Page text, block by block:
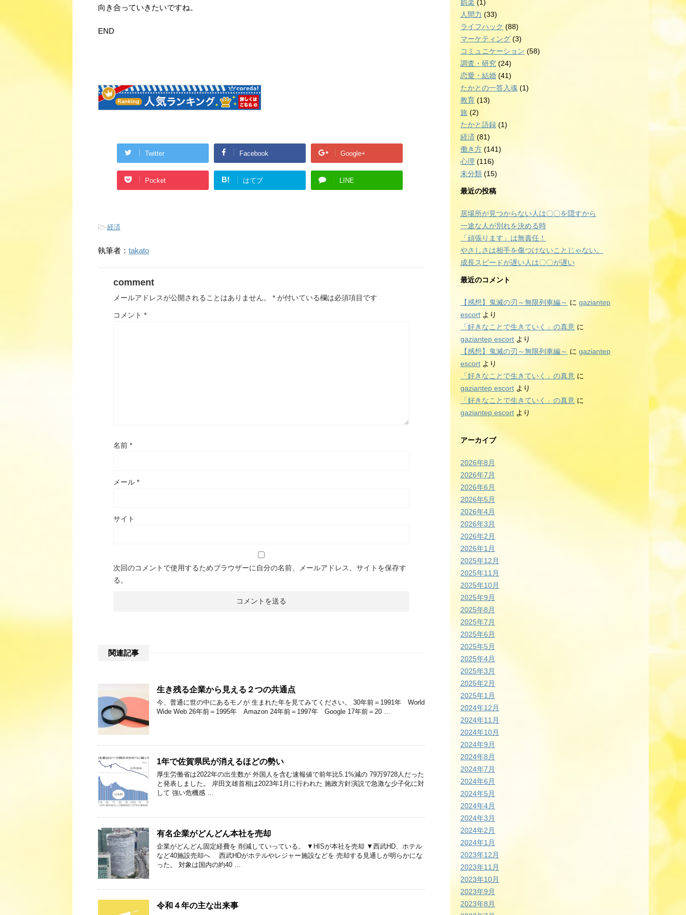
向き合っていきたいですね。
END
Twitter Facebook Google+
Pocket B! はてブ LINE
-経済
執筆者： takato
comment
メールアドレスが公開されることはありません。 * が付いている欄は必須項目です
コメント *
名前 *
メール *
サイト
次回のコメントで使用するためブラウザーに自分の名前、メールアドレス、サイトを保存す
る。
関連記事
生き残る企業から見える２つの共通点
今、普通に世の中にあるモノが 生まれた年を見てみてください。 30年前＝1991年 World
Wide Web 26年前＝1995年 Amazon 24年前＝1997年 Google 17年前＝20 …
1年で佐賀県民が消えるほどの勢い
厚生労働省は2022年の出生数が 外国人を含む速報値で前年比5.1%減の 79万9728人だった
と発表しました。 岸田文雄首相は2023年1月に行われた 施政方針演説で急激な少子化に対
して 強い危機感 …
有名企業がどんどん本社を売却
企業がどんどん固定経費を 削減していっている。 ▼HISが本社を売却 ▼西武HD、ホテル
など40施設売却へ 西武HDがホテルやレジャー施設などを 売却する見通しが明らかにな
った。 対象は国内の約40 …
令和４年の主な出来事
娯楽 (1)
人間力 (33)
ライフハック (88)
マーケティング (3)
コミュニケーション (58)
調査・研究 (24)
恋愛・結婚 (41)
たかとの一答入魂 (1)
教育 (13)
旅 (2)
たかと語録 (1)
経済 (81)
働き方 (141)
心理 (116)
未分類 (15)
最近の投稿
居場所が見つからない人は〇〇を隠すから
一途な人が別れを決める時
「頑張ります」は無責任！
やさしさは相手を傷つけないことじゃない。
成長スピードが遅い人は〇〇が遅い
最近のコメント
【感想】鬼滅の刃～無限列車編～ に gaziantep
escort より
「好きなことで生きていく」の真意 に
gaziantep escort より
【感想】鬼滅の刃～無限列車編～ に gaziantep
escort より
「好きなことで生きていく」の真意 に
gaziantep escort より
「好きなことで生きていく」の真意 に
gaziantep escort より
アーカイブ
2026年8月
2026年7月
2026年6月
2026年5月
2026年4月
2026年3月
2026年2月
2026年1月
2025年12月
2025年11月
2025年10月
2025年9月
2025年8月
2025年7月
2025年6月
2025年5月
2025年4月
2025年3月
2025年2月
2025年1月
2024年12月
2024年11月
2024年10月
2024年9月
2024年8月
2024年7月
2024年6月
2024年5月
2024年4月
2024年3月
2024年2月
2024年1月
2023年12月
2023年11月
2023年10月
2023年9月
2023年8月